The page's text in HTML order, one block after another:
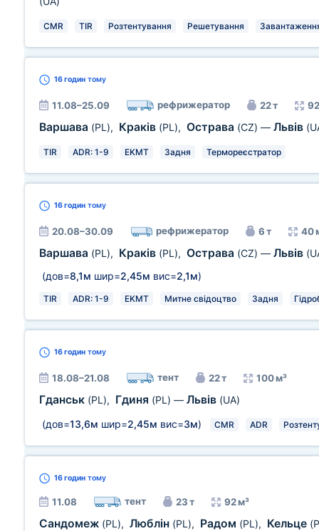
CMR TIR Розтентування Решетування
16 годин тому
11.08–25.09 рефрижератор 22 т
Варшава (PL), Краків (PL), Острава (CZ) — Львів
TIR ADR: 1-9 EKMT Задня Термореєстратор
16 годин тому
20.08–30.09 рефрижератор 6 т 40
Варшава (PL), Краків (PL), Острава (CZ) — Львів
(дов=8,1м шир=2,45м вис=2,1м)
TIR ADR: 1-9 EKMT Митне свідоцтво Задня
16 годин тому
18.08–21.08 тент 22 т 100 м³
Гданськ (PL), Гдиня (PL) — Львів (UA)
(дов=13,6м шир=2,45м вис=3м) CMR ADR
16 годин тому
11.08 тент 23 т 92 м³
Сандомеж (PL), Люблін (PL), Радом (PL), Кельце